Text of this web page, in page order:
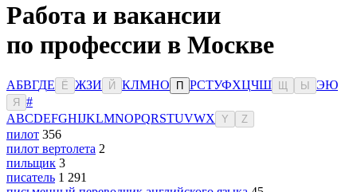
Работа и вакансии
по профессии в Москве
АБВГДЕ Ё ЖЗИ Й КЛМНО П РСТУФХЦЧШ Ы ЭЮ
Я
#
ABCDEFGHIJKLMNOPQRSTUVWX Y Z
пилот 356
пилот вертолета 2
пильщик 3
писатель 1 291